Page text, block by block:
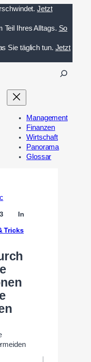
Jetzt
Teil Ihres Alltags. So
Sie täglich tun. Jetzt
n
Management
Finanzen
Wirtschaft
Panorama
Glossar
In
Tricks